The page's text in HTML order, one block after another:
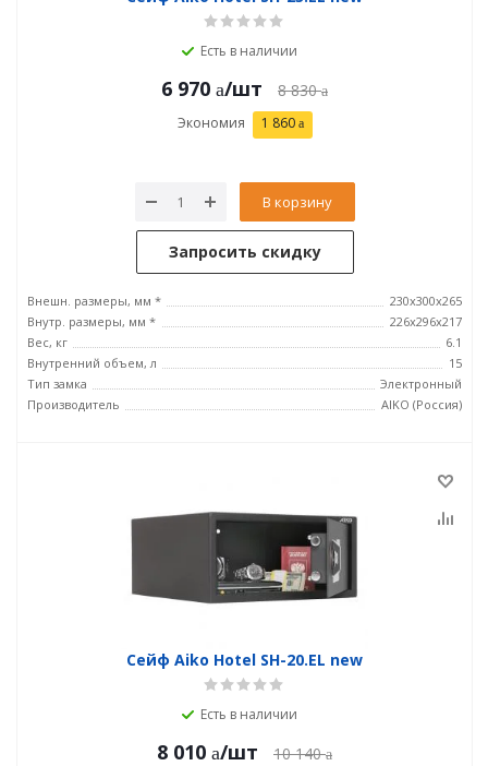
Есть в наличии
6 970 /шт 8 830
Экономия 1 860
В корзину
Запросить скидку
Внешн. размеры, мм *
230x300x265
Внутр. размеры, мм *
226x296x217
Вес, кг
6.1
Внутренний объем, л
15
Тип замка
Электронный
Производитель
AIKO (Россия)
Сейф Aiko Hotel SH-20.EL new
Есть в наличии
8 010 /шт 10 140